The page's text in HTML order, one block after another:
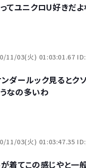
てユニクロU好きだよ
11/03(火) 01:03:01.67
ダールック見るとク
なの多いわ
11/03(火) 01:03:47.35
着てこの感じやと一